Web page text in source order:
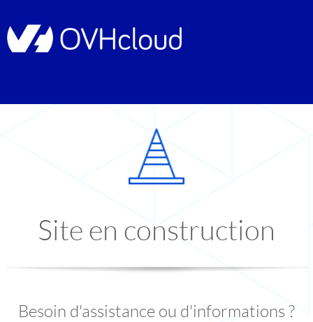
Site en construction
Besoin d'assistance ou d'informations ?